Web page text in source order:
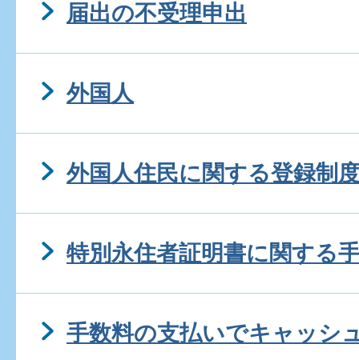
届出の不受理申出
外国人
外国人住民に関する登録制
特別永住者証明書に関する
手数料の支払いでキャッシ